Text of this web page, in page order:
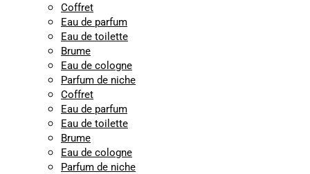
Coffret
Eau de parfum
Eau de toilette
Brume
Eau de cologne
Parfum de niche
Coffret
Eau de parfum
Eau de toilette
Brume
Eau de cologne
Parfum de niche